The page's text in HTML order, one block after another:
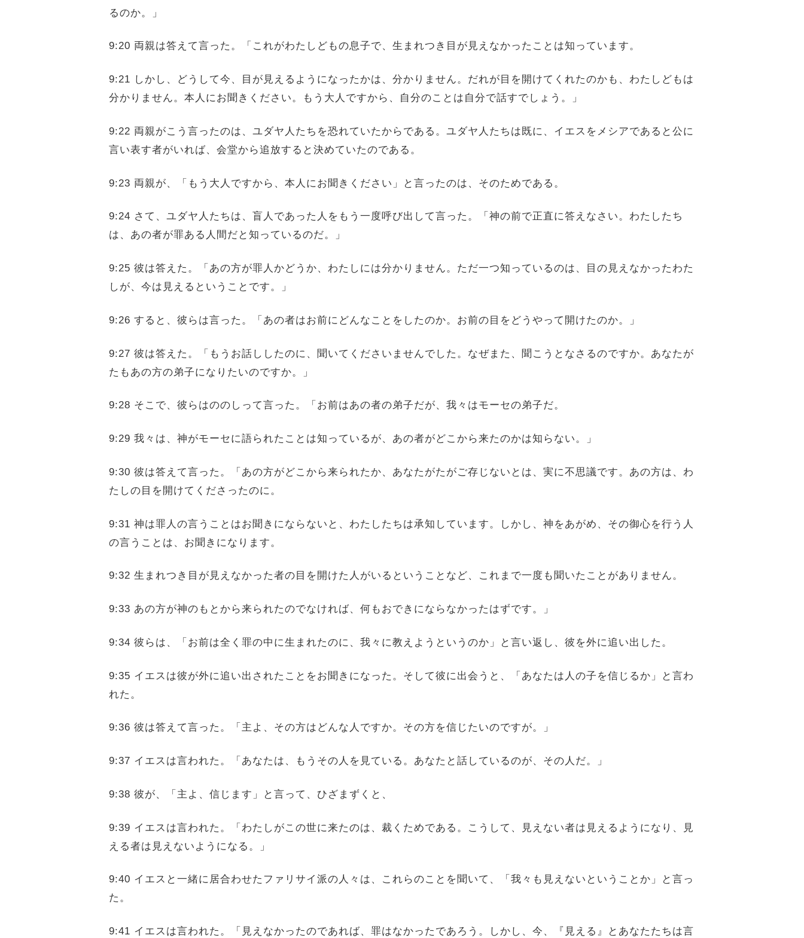
るのか。」
9:20 両親は答えて言った。「これがわたしどもの息子で、生まれつき目が見えなかったことは知っています。
9:21 しかし、どうして今、目が見えるようになったかは、分かりません。だれが目を開けてくれたのかも、わたしどもは
分かりません。本人にお聞きください。もう大人ですから、自分のことは自分で話すでしょう。」
9:22 両親がこう言ったのは、ユダヤ人たちを恐れていたからである。ユダヤ人たちは既に、イエスをメシアであると公に
言い表す者がいれば、会堂から追放すると決めていたのである。
9:23 両親が、「もう大人ですから、本人にお聞きください」と言ったのは、そのためである。
9:24 さて、ユダヤ人たちは、盲人であった人をもう一度呼び出して言った。「神の前で正直に答えなさい。わたしたち
は、あの者が罪ある人間だと知っているのだ。」
9:25 彼は答えた。「あの方が罪人かどうか、わたしには分かりません。ただ一つ知っているのは、目の見えなかったわた
しが、今は見えるということです。」
9:26 すると、彼らは言った。「あの者はお前にどんなことをしたのか。お前の目をどうやって開けたのか。」
9:27 彼は答えた。「もうお話ししたのに、聞いてくださいませんでした。なぜまた、聞こうとなさるのですか。あなたが
たもあの方の弟子になりたいのですか。」
9:28 そこで、彼らはののしって言った。「お前はあの者の弟子だが、我々はモーセの弟子だ。
9:29 我々は、神がモーセに語られたことは知っているが、あの者がどこから来たのかは知らない。」
9:30 彼は答えて言った。「あの方がどこから来られたか、あなたがたがご存じないとは、実に不思議です。あの方は、わ
たしの目を開けてくださったのに。
9:31 神は罪人の言うことはお聞きにならないと、わたしたちは承知しています。しかし、神をあがめ、その御心を行う人
の言うことは、お聞きになります。
9:32 生まれつき目が見えなかった者の目を開けた人がいるということなど、これまで一度も聞いたことがありません。
9:33 あの方が神のもとから来られたのでなければ、何もおできにならなかったはずです。」
9:34 彼らは、「お前は全く罪の中に生まれたのに、我々に教えようというのか」と言い返し、彼を外に追い出した。
9:35 イエスは彼が外に追い出されたことをお聞きになった。そして彼に出会うと、「あなたは人の子を信じるか」と言わ
れた。
9:36 彼は答えて言った。「主よ、その方はどんな人ですか。その方を信じたいのですが。」
9:37 イエスは言われた。「あなたは、もうその人を見ている。あなたと話しているのが、その人だ。」
9:38 彼が、「主よ、信じます」と言って、ひざまずくと、
9:39 イエスは言われた。「わたしがこの世に来たのは、裁くためである。こうして、見えない者は見えるようになり、見
える者は見えないようになる。」
9:40 イエスと一緒に居合わせたファリサイ派の人々は、これらのことを聞いて、「我々も見えないということか」と言っ
た。
9:41 イエスは言われた。「見えなかったのであれば、罪はなかったであろう。しかし、今、『見える』とあなたたちは言